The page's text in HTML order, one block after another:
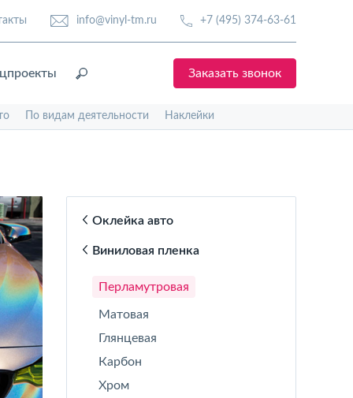
info@vinyl-tm.ru +7 (495) 374-63-61
Заказать звонок
По видам деятельности Наклейки
Оклейка авто
Виниловая пленка
Перламутровая
Матовая
Глянцевая
Карбон
Хром